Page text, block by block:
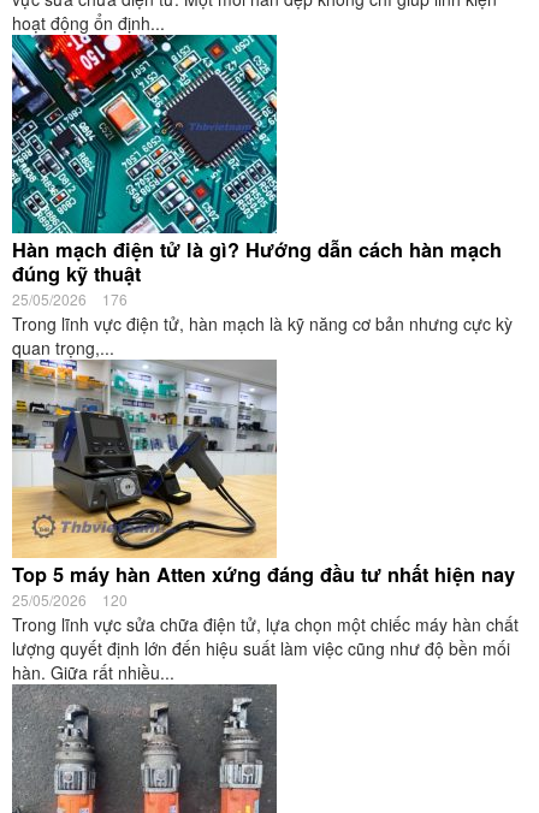
hoạt động ổn định...
Hàn mạch điện tử là gì? Hướng dẫn cách hàn mạch
đúng kỹ thuật
25/05/2026 176
Trong lĩnh vực điện tử, hàn mạch là kỹ năng cơ bản nhưng cực kỳ
quan trọng,...
Top 5 máy hàn Atten xứng đáng đầu tư nhất hiện nay
25/05/2026 120
Trong lĩnh vực sửa chữa điện tử, lựa chọn một chiếc máy hàn chất
lượng quyết định lớn đến hiệu suất làm việc cũng như độ bền mối
hàn. Giữa rất nhiều...